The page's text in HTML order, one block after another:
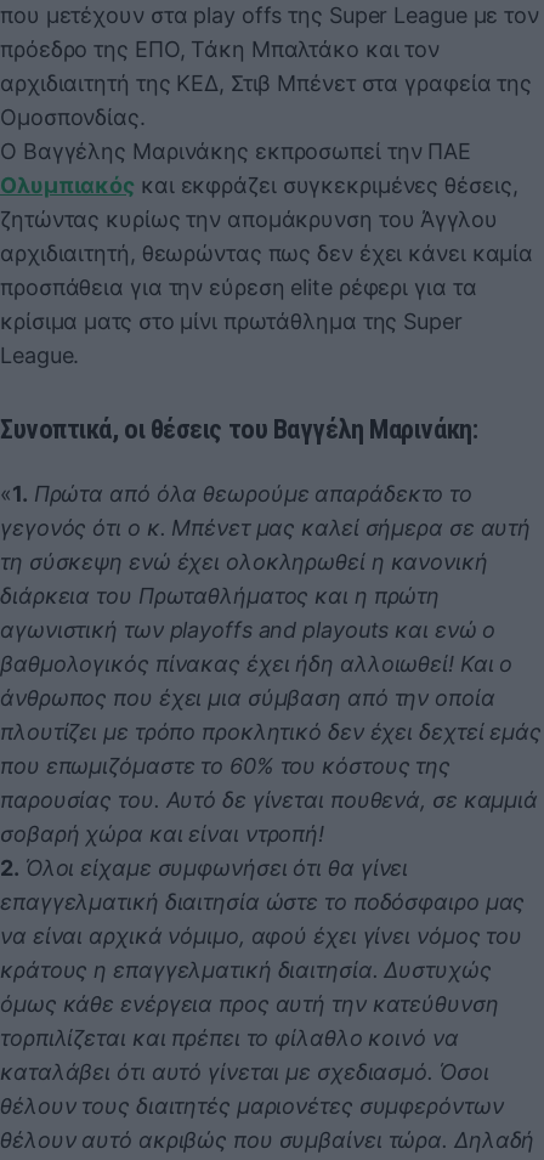
που μετέχουν στα play offs της Super League με τον
πρόεδρο της ΕΠΟ, Τάκη Μπαλτάκο και τον
αρχιδιαιτητή της ΚΕΔ, Στιβ Μπένετ στα γραφεία της
Ομοσπονδίας.
Ο Βαγγέλης Μαρινάκης εκπροσωπεί την ΠΑΕ
Ολυμπιακός και εκφράζει συγκεκριμένες θέσεις,
ζητώντας κυρίως την απομάκρυνση του Άγγλου
αρχιδιαιτητή, θεωρώντας πως δεν έχει κάνει καμία
προσπάθεια για την εύρεση elite ρέφερι για τα
κρίσιμα ματς στο μίνι πρωτάθλημα της Super
League.
Συνοπτικά, οι θέσεις του Βαγγέλη Μαρινάκη:
«1. Πρώτα από όλα θεωρούμε απαράδεκτο το
γεγονός ότι ο κ. Μπένετ μας καλεί σήμερα σε αυτή
τη σύσκεψη ενώ έχει ολοκληρωθεί η κανονική
διάρκεια του Πρωταθλήματος και η πρώτη
αγωνιστική των playoffs and playouts και ενώ ο
βαθμολογικός πίνακας έχει ήδη αλλοιωθεί! Και ο
άνθρωπος που έχει μια σύμβαση από την οποία
πλουτίζει με τρόπο προκλητικό δεν έχει δεχτεί εμάς
που επωμιζόμαστε το 60% του κόστους της
παρουσίας του. Αυτό δε γίνεται πουθενά, σε καμμιά
σοβαρή χώρα και είναι ντροπή!
2. Όλοι είχαμε συμφωνήσει ότι θα γίνει
επαγγελματική διαιτησία ώστε το ποδόσφαιρο μας
να είναι αρχικά νόμιμο, αφού έχει γίνει νόμος του
κράτους η επαγγελματική διαιτησία. Δυστυχώς
όμως κάθε ενέργεια προς αυτή την κατεύθυνση
τορπιλίζεται και πρέπει το φίλαθλο κοινό να
καταλάβει ότι αυτό γίνεται με σχεδιασμό. Όσοι
θέλουν τους διαιτητές μαριονέτες συμφερόντων
θέλουν αυτό ακριβώς που συμβαίνει τώρα. Δηλαδή